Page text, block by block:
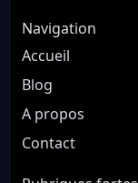
Navigation
Accueil
Blog
A propos
Contact